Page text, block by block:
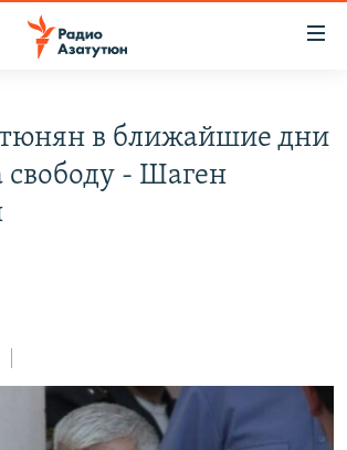
в ближайшие дни
свободу - Шаген